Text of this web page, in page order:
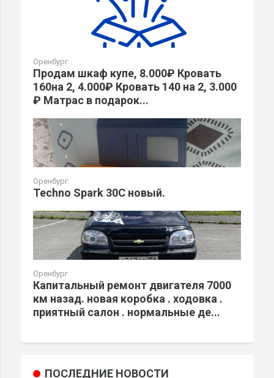
Оренбург
Продам шкаф купе, 8.000₽ Кровать
160на 2, 4.000₽ Кровать 140 на 2, 3.000
₽ Матрас в подарок...
Оренбург
Techno Spark 30C новый.
Оренбург
Капитальный ремонт двигателя 7000
км назад. новая коробка . ходовка .
приятный салон . нормальные де...
ПОСЛЕДНИЕ НОВОСТИ